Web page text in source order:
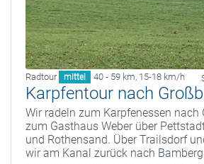
Radtour mittel 40 - 59 km, 15-18 km/h
Karpfentour nach
Wir radeln zum Karpfenessen nach
zum Gasthaus Weber über
und Rothensand. Über Trailsdorf
wir am Kanal zurück nach